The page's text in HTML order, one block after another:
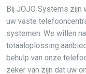
Bij JOJO Systems zijn
uw vaste
systemen. We willen
totaaloplossing
behulp van onze
zeker van zijn dat uw